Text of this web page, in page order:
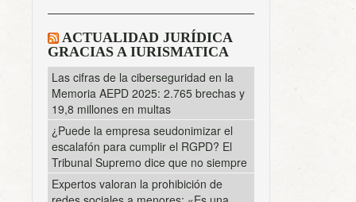
ACTUALIDAD JURÍDICA
GRACIAS A IURISMATICA
Las cifras de la ciberseguridad en la
Memoria AEPD 2025: 2.765 brechas y
19,8 millones en multas
¿Puede la empresa seudonimizar el
escalafón para cumplir el RGPD? El
Tribunal Supremo dice que no siempre
Expertos valoran la prohibición de